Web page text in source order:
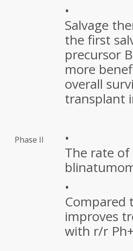
•
Salvage
the first
precursor
more
overall
transplant
Phase II
•
The rate of
•
Compared
improves
with r/r